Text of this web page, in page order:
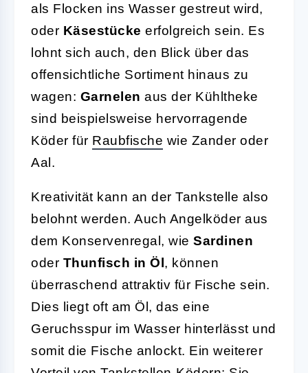
als Flocken ins Wasser gestreut wird,
oder Käsestücke erfolgreich sein. Es
lohnt sich auch, den Blick über das
offensichtliche Sortiment hinaus zu
wagen: Garnelen aus der Kühltheke
sind beispielsweise hervorragende
Köder für Raubfische wie Zander oder
Aal.
Kreativität kann an der Tankstelle also
belohnt werden. Auch Angelköder aus
dem Konservenregal, wie Sardinen
oder Thunfisch in Öl, können
überraschend attraktiv für Fische sein.
Dies liegt oft am Öl, das eine
Geruchsspur im Wasser hinterlässt und
somit die Fische anlockt. Ein weiterer